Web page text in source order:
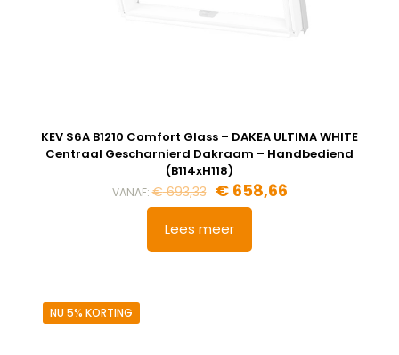
KEV S6A B1210 Comfort Glass – DAKEA ULTIMA WHITE
Centraal Gescharnierd Dakraam – Handbediend
(B114xH118)
VANAF:€693,33 €658,66
Lees meer
NU 5% KORTING